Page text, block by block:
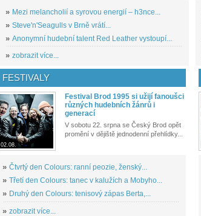
» Mezi melancholií a syrovou energií – h3nce...
» Steve'n'Seagulls v Brně vrátí...
» Anonymní hudební talent Red Leather vystoupí...
» zobrazit více...
FESTIVALY
02.08.
Festival Brod 1995 si užijí fanoušci
různých hudebních žánrů i
generací
V sobotu 22. srpna se Český Brod opět
promění v dějiště jednodenní přehlídky...
» Čtvrtý den Colours: ranní peozie, ženský...
» Třetí den Colours: tanec v kalužích a Mobyho...
» Druhý den Colours: tenisový zápas Berta,...
» zobrazit více...